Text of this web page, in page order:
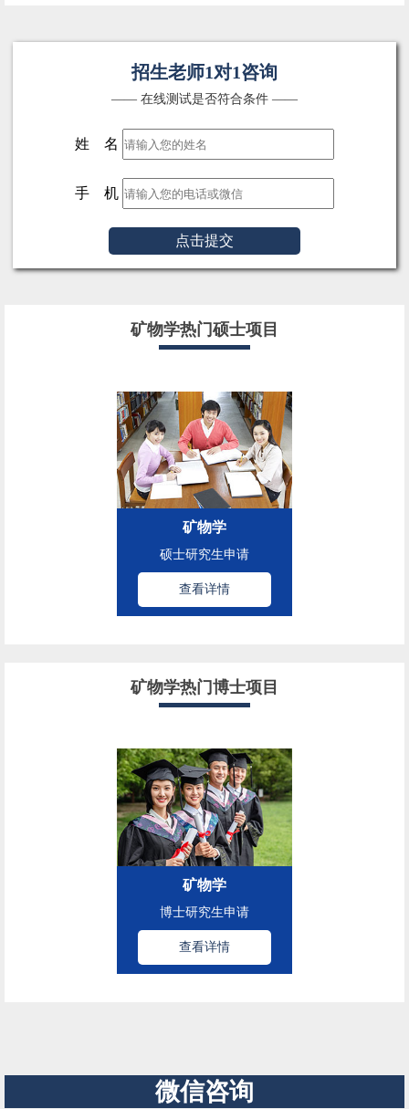
招生老师1对1咨询
—— 在线测试是否符合条件 ——
姓 名
手 机
点击提交
矿物学热门硕士项目
矿物学
硕士研究生申请
查看详情
矿物学热门博士项目
矿物学
博士研究生申请
查看详情
微信咨询